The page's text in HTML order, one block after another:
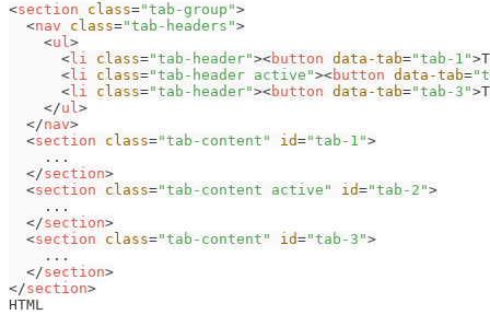
<section class="tab-group">
<nav class="tab-headers">
<ul>
< li class="tab-header"><button data-tab="tab-1">
< li class="tab-header active"><button data-tab=
< li class="tab-header"><button data-tab="tab-3">
</ul>
</nav>
<section class="tab-content" id="tab-1">
    ...
</section>
<section class="tab-content active" id="tab-2">
    ...
</section>
<section class="tab-content" id="tab-3">
    ...
</section>
</section>
HTML